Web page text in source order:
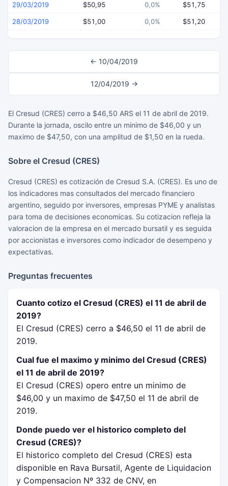
29/03/2019 $50,95 0,0% $51,75
28/03/2019 $51,00 0,0% $51,20
← 10/04/2019
12/04/2019 →
El Cresud (CRES) cerro a $46,50 ARS el 11 de abril de 2019.
Durante la jornada, oscilo entre un minimo de $46,00 y un
maximo de $47,50, con una amplitud de $1,50 en la rueda.
Sobre el Cresud (CRES)
Cresud (CRES) es cotización de Cresud S.A. (CRES). Es uno de
los indicadores mas consultados del mercado financiero
argentino, seguido por inversores, empresas PYME y analistas
para toma de decisiones economicas. Su cotizacion refleja la
valoracion de la empresa en el mercado bursatil y es seguida
por accionistas e inversores como indicador de desempeno y
expectativas.
Preguntas frecuentes
Cuanto cotizo el Cresud (CRES) el 11 de abril de
2019?
El Cresud (CRES) cerro a $46,50 el 11 de abril de
2019.
Cual fue el maximo y minimo del Cresud (CRES)
el 11 de abril de 2019?
El Cresud (CRES) opero entre un minimo de
$46,00 y un maximo de $47,50 el 11 de abril de
2019.
Donde puedo ver el historico completo del
Cresud (CRES)?
El historico completo del Cresud (CRES) esta
disponible en Rava Bursatil, Agente de Liquidacion
y Compensacion Nº 332 de CNV, en